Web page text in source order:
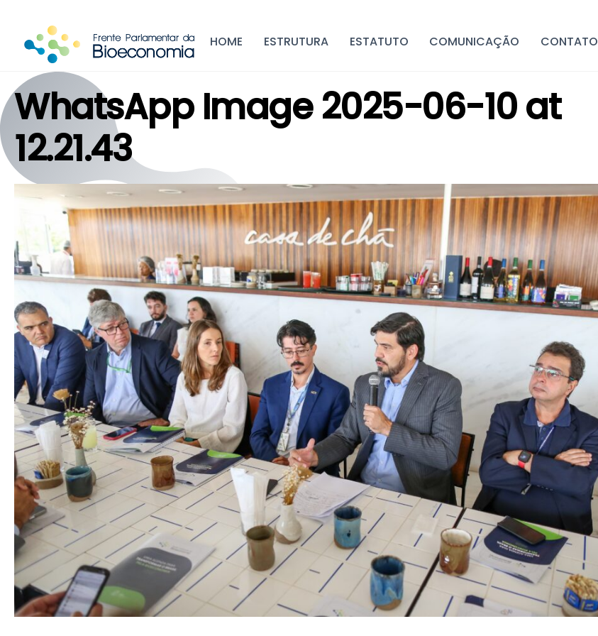
content
HOME ESTRUTURA ESTATUTO COMUNICAÇÃO CONTATO
WhatsApp Image 2025-06-10 at
12.21.43